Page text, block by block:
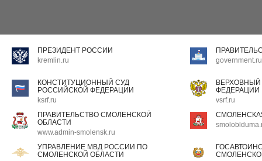
ПРЕЗИДЕНТ РОССИИ
kremlin.ru
government.ru
КОНСТИТУЦИОННЫЙ СУД
РОССИЙСКОЙ ФЕДЕРАЦИИ
ksrf.ru
ФЕДЕРАЦИИ
vsrf.ru
ПРАВИТЕЛЬСТВО СМОЛЕНСКОЙ
ОБЛАСТИ
www.admin-smolensk.ru
УПРАВЛЕНИЕ МВД РОССИИ ПО
СМОЛЕНСКОЙ ОБЛАСТИ